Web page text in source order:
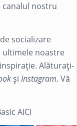
canalul nostru
socializare
noastre
Alăturați-
și Instagram. Vă
AICI